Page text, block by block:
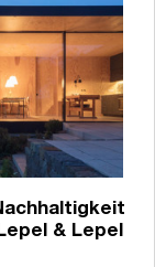
& Lepel